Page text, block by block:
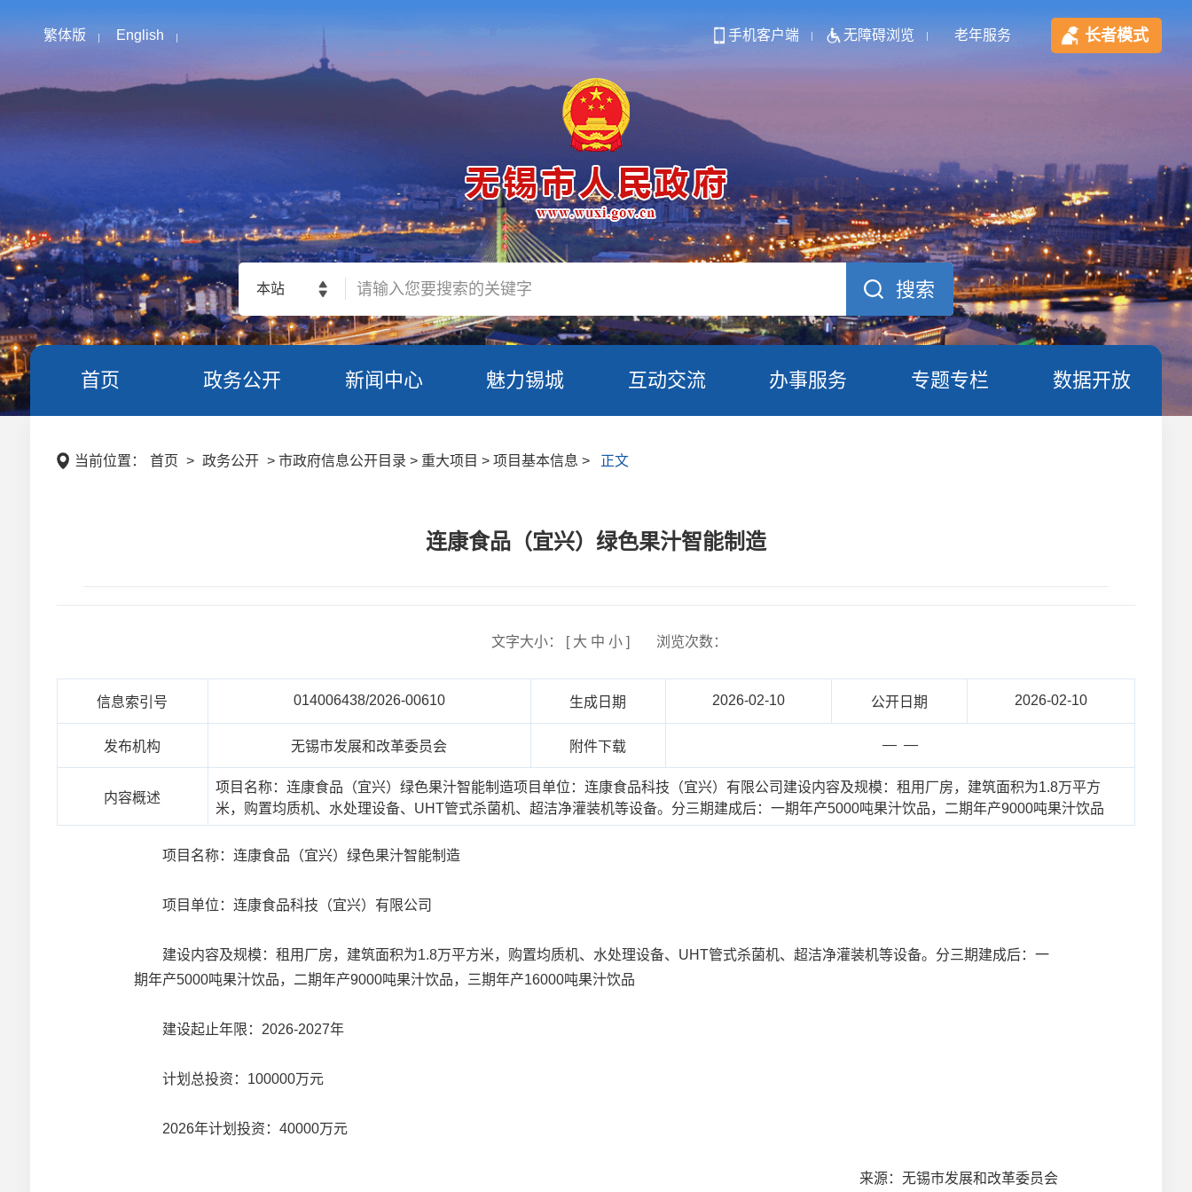
繁体版 English 手机客户端 无障碍浏览 老年服务 长者模式
本站
首页 政务公开 新闻中心 魅力锡城 互动交流 办事服务 专题专栏 数据开放
当前位置： 首页 > 政务公开 > 市政府信息公开目录 > 重大项目 > 项目基本信息 > 正文
连康食品（宜兴）绿色果汁智能制造
文字大小： [ 大 中 小] 浏览次数：
信息索引号 014006438/2026-00610 生成日期 2026-02-10 公开日期 2026-02-10
发布机构 无锡市发展和改革委员会 附件下载 — —
内容概述
项目名称：连康食品（宜兴）绿色果汁智能制造项目单位：连康食品科技（宜兴）有限公司建设内容及规模：租用厂房，建筑面积为1.8万平方
米，购置均质机、水处理设备、UHT管式杀菌机、超洁净灌装机等设备。分三期建成后：一期年产5000吨果汁饮品，二期年产9000吨果汁饮品
项目名称：连康食品（宜兴）绿色果汁智能制造
项目单位：连康食品科技（宜兴）有限公司
建设内容及规模：租用厂房，建筑面积为1.8万平方米，购置均质机、水处理设备、UHT管式杀菌机、超洁净灌装机等设备。分三期建成后：一
期年产5000吨果汁饮品，二期年产9000吨果汁饮品，三期年产16000吨果汁饮品
建设起止年限：2026-2027年
计划总投资：100000万元
2026年计划投资：40000万元
来源：无锡市发展和改革委员会